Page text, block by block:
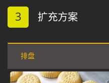
3 扩充方案
排盘